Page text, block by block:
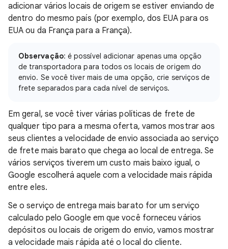
adicionar vários locais de origem se estiver enviando de
dentro do mesmo país (por exemplo, dos EUA para os
EUA ou da França para a França).
Observação: é possível adicionar apenas uma opção
de transportadora para todos os locais de origem do
envio. Se você tiver mais de uma opção, crie serviços de
frete separados para cada nível de serviços.
Em geral, se você tiver várias políticas de frete de
qualquer tipo para a mesma oferta, vamos mostrar aos
seus clientes a velocidade de envio associada ao serviço
de frete mais barato que chega ao local de entrega. Se
vários serviços tiverem um custo mais baixo igual, o
Google escolherá aquele com a velocidade mais rápida
entre eles.
Se o serviço de entrega mais barato for um serviço
calculado pelo Google em que você forneceu vários
depósitos ou locais de origem do envio, vamos mostrar
a velocidade mais rápida até o local do cliente.